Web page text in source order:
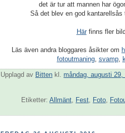
det är tur att mannen har
Så det blev en god
Härfinns fler
Läs även andra bloggares åsikter om
fotoutmaning, svamp,
Upplagd av Bitten kl. måndag, augusti 29,
Etiketter: Allmänt Fest Foto